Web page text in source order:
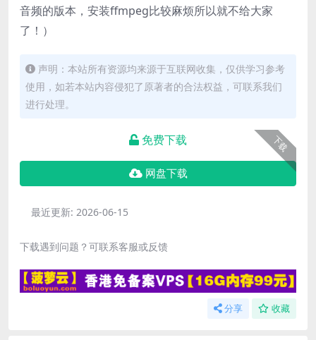
音频的版本，安装ffmpeg比较麻烦所以就不给大家
了！）
声明：本站所有资源均来源于互联网收集，仅供学习参考
使用，如若本站内容侵犯了原著者的合法权益，可联系我们
进行处理。
下载
免费下载
网盘下载
最近更新: 2026-06-15
下载遇到问题？可联系客服或反馈
分享 收藏